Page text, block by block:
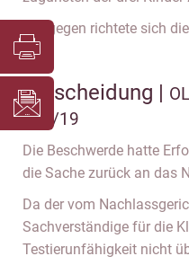
Hiergegen richtete sich
zu 1.
Entscheidung |
466/19
Die Beschwerde hatte
die Sache zurück an das
Da der vom
Sachverständige für die
Testierunfähigkeit nicht